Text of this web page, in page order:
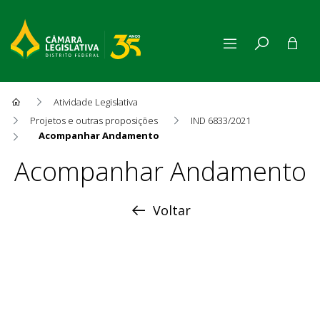
Atividade Legislativa
Projetos e outras proposições
IND 6833/2021
Acompanhar Andamento
Acompanhar Andamento
Acompanhar Andamento
Voltar